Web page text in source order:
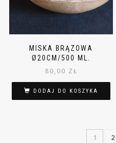
MISKA BRĄZOWA
Ø20CM/500 ML.
80,00 ZŁ
DODAJ DO KOSZYKA
1 2